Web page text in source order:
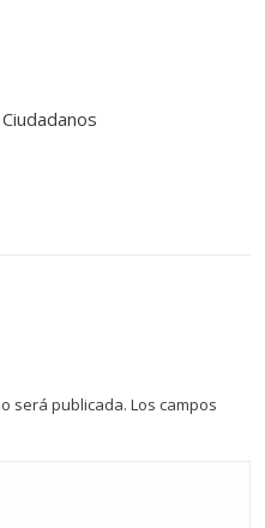
será publicada. Los campos